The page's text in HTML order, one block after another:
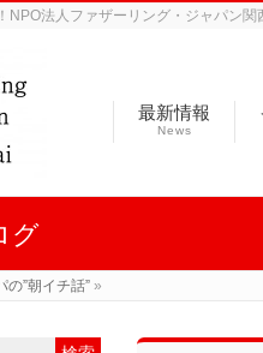
NPO法人ファザーリング・ジャパン関
最新情報
News
グ
の”朝イチ話” »